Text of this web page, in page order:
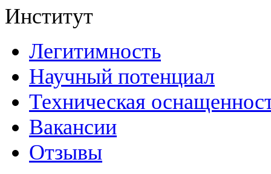
Институт
Легитимность
Научный потенциал
Техническая
Вакансии
Отзывы